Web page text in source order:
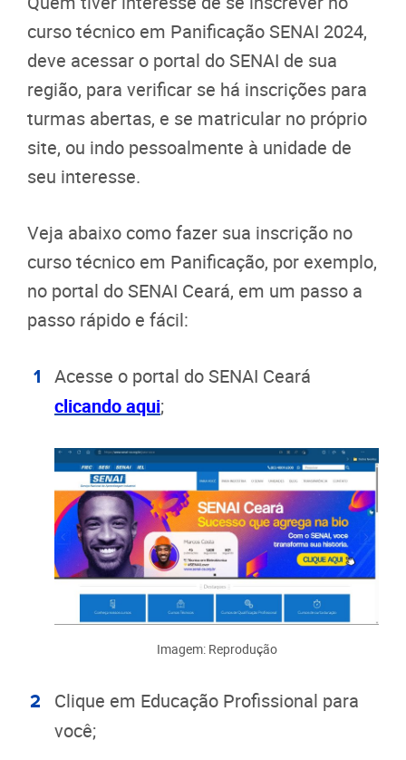
curso técnico em Panificação SENAI 2024,
deve acessar o portal do SENAI de sua
região, para verificar se há inscrições para
turmas abertas, e se matricular no próprio
site, ou indo pessoalmente à unidade de
seu interesse.
Veja abaixo como fazer sua inscrição no
curso técnico em Panificação, por exemplo,
no portal do SENAI Ceará, em um passo a
passo rápido e fácil:
Acesse o portal do SENAI Ceará
clicando aqui;
Imagem: Reprodução
Clique em Educação Profissional para
você;